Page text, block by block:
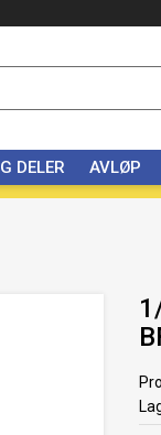
DELER AVLØP